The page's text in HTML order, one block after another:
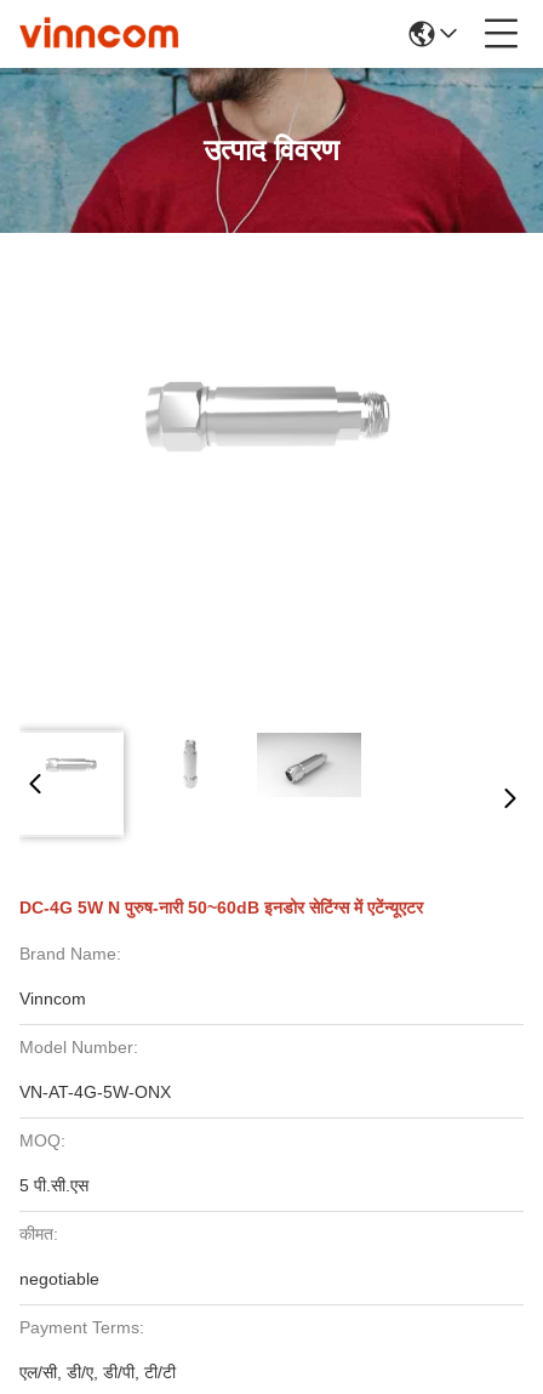
उत्पाद विवरण
DC-4G 5W N पुरुष-नारी 50~60dB इनडोर सेटिंग्स में एटेंन्यूएटर
Brand Name:
Vinncom
Model Number:
VN-AT-4G-5W-ONX
MOQ:
5 पी.सी.एस
कीमत:
negotiable
Payment Terms:
एल/सी, डी/ए, डी/पी, टी/टी